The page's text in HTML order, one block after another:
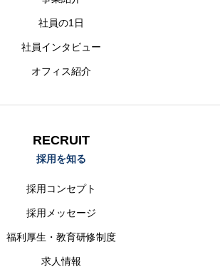
社員の1日
社員インタビュー
オフィス紹介
RECRUIT
採用を知る
採用コンセプト
採用メッセージ
福利厚生・教育研修制度
求人情報